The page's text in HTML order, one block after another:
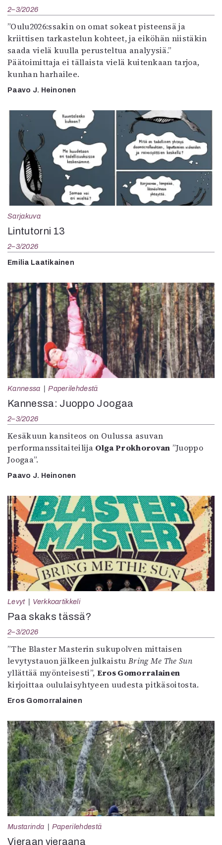
2–3/2026
”Oulu2026:ssakin on omat sokeat pisteensä ja
kriittisen tarkastelun kohteet, ja eiköhän niistäkin
saada vielä kuulla perusteltua analyysiä.”
Päätoimittaja ei tällaista vielä kuitenkaan tarjoa,
kunhan harhailee.
Paavo J. Heinonen
Sarjakuva
Lintutorni 13
2–3/2026
Emilia Laatikainen
Kannessa Paperilehdestä
Kannessa: Juoppo Joogaa
2–3/2026
Kesäkuun kansiteos on Oulussa asuvan
performanssitaiteilija Olga Prokhorovan ”Juoppo
Joogaa”.
Paavo J. Heinonen
Levyt Verkkoartikkeli
Paa skaks tässä?
2–3/2026
”The Blaster Masterin sukupolven mittaisen
levytystauon jälkeen julkaistu Bring Me The Sun
yllättää myönteisesti”, Eros Gomorralainen
kirjoittaa oululaisyhtyeen uudesta pitkäsoitosta.
Eros Gomorralainen
Mustarinda Paperilehdestä
Vieraan vieraana